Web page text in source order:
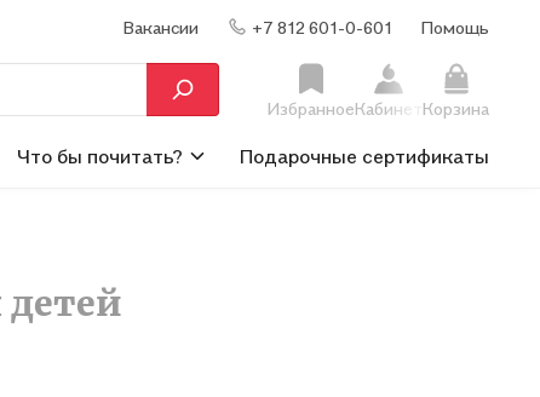
Вакансии +7 812 601-0-601 Помощь
ИзбранноеКабинет Корзина
Что бы почитать? Подарочные сертификаты
детей